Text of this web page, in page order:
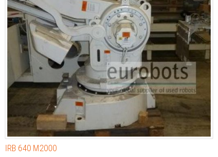
IRB 640 M2000